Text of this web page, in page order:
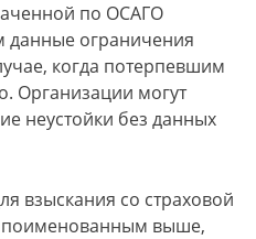
по ОСАГО
ограничения
когда потерпевшим
Организации могут
неустойки без данных
взыскания со страховой
поименованным выше,